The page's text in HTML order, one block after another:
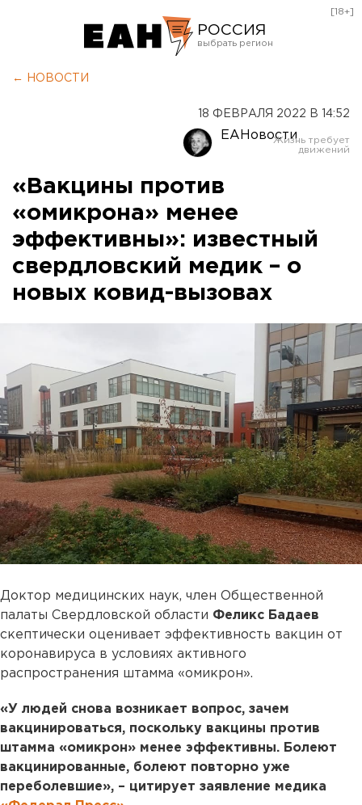
РОССИЯ
Оренбург
[18+]
← НОВОСТИ
18 ФЕВРАЛЯ 2022 В 14:52
ЕАНовости
«Вакцины против
«омикрона» менее
эффективны»: известный
свердловский медик – о
новых ковид-вызовах
Доктор медицинских наук, член Общественной
палаты Свердловской области Феликс Бадаев
скептически оценивает эффективность вакцин от
коронавируса в условиях активного
распространения штамма «омикрон».
«У людей снова возникает вопрос, зачем
вакцинироваться, поскольку вакцины против
штамма «омикрон» менее эффективны. Болеют
вакцинированные, болеют повторно уже
переболевшие», – цитирует заявление медика